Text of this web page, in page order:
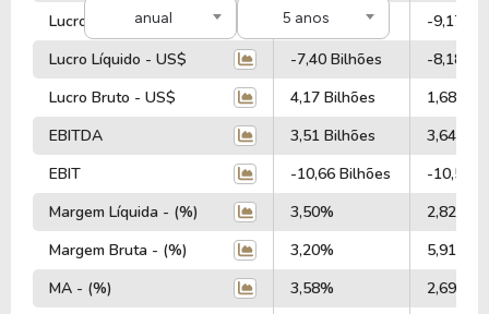
Entre 2020 e 2024, a Ford intensificou seu
investimento em eletrificação e mobilidade
autônoma, lançando modelos como o Mustang
Mach-E (SUV elétrico) e a F-150 Lightning (versão
elétrica de sua famosa picape).
No mais, a empresa também fortaleceu sua
estratégia de redução de emissões de carbono e
digitalização da experiência do cliente,
acompanhando as mudanças na indústria
automotiva global.
anual 5 anos
Lucro Operacional - US$
-7,03 Bilhões
-9,17
Lucro Líquido - US$
-7,40 Bilhões
-8,18
Lucro Bruto - US$
4,17 Bilhões
1,68
EBITDA
3,51 Bilhões
3,64
EBIT
-10,66 Bilhões
-10,50
Margem Líquida - (%)
3,50%
2,82%
Margem Bruta - (%)
3,20%
5,91%
MA - (%)
3,58%
2,69%